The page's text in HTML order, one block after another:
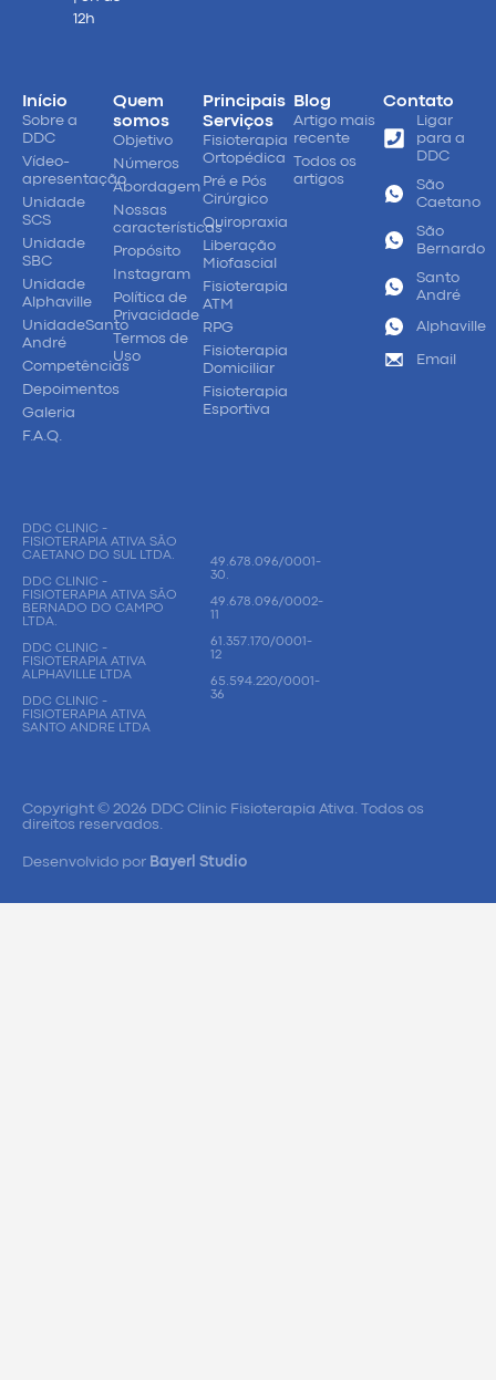
12h
Início
Sobre a
DDC
Vídeo-
apresentação
Unidade
SCS
Unidade
SBC
Unidade
Alphaville
UnidadeSanto
André
Competências
Depoimentos
Galeria
F.A.Q.
Quem
somos
Objetivo
Números
Abordagem
Nossas
características
Propósito
Instagram
Política de
Privacidade
Termos de
Uso
Principais
Serviços
Fisioterapia
Ortopédica
Pré e Pós
Cirúrgico
Quiropraxia
Liberação
Miofascial
Fisioterapia
ATM
RPG
Fisioterapia
Domiciliar
Fisioterapia
Esportiva
Blog
Artigo mais
recente
Todos os
artigos
Contato
Ligar
para a
DDC
São
Caetano
São
Bernardo
Santo
André
Alphaville
Email
DDC CLINIC -
FISIOTERAPIA ATIVA SÃO
CAETANO DO SUL LTDA.
DDC CLINIC -
FISIOTERAPIA ATIVA SÃO
BERNADO DO CAMPO
LTDA.
DDC CLINIC -
FISIOTERAPIA ATIVA
ALPHAVILLE LTDA
DDC CLINIC -
FISIOTERAPIA ATIVA
SANTO ANDRE LTDA
49.678.096/0001-
30.
49.678.096/0002-
11
61.357.170/0001-
12
65.594.220/0001-
36
Copyright © 2026 DDC Clinic Fisioterapia Ativa. Todos os
direitos reservados.
Desenvolvido por Bayerl Studio